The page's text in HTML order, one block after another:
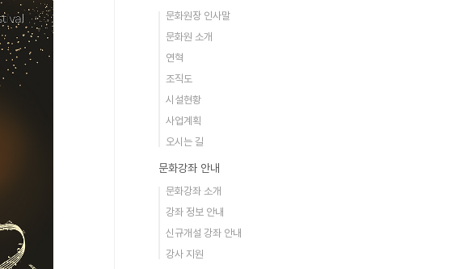
문화원장 인사말
문화원 소개
연혁
조직도
시설현황
사업계획
오시는 길
문화강좌 안내
문화강좌 소개
강좌 정보 안내
신규개설 강좌 안내
강사 지원